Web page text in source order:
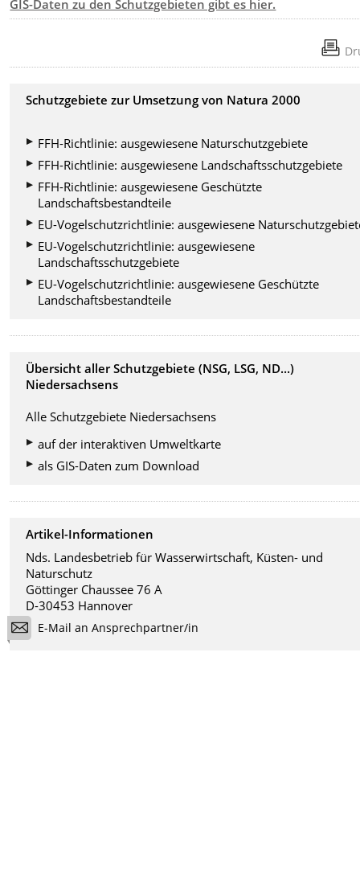
GIS-Daten zu den Schutzgebieten gibt es hier.
Schutzgebiete zur Umsetzung von Natura 2000
FFH-Richtlinie: ausgewiesene Naturschutzgebiete
FFH-Richtlinie: ausgewiesene Landschaftsschutzgebiete
FFH-Richtlinie: ausgewiesene Geschützte
Landschaftsbestandteile
EU-Vogelschutzrichtlinie: ausgewiesene
EU-Vogelschutzrichtlinie: ausgewiesene
Landschaftsschutzgebiete
EU-Vogelschutzrichtlinie: ausgewiesene Geschützte
Landschaftsbestandteile
Übersicht aller Schutzgebiete (NSG, LSG, ND...)
Niedersachsens
Alle Schutzgebiete Niedersachsens
auf der interaktiven Umweltkarte
als GIS-Daten zum Download
Artikel-Informationen
Nds. Landesbetrieb für Wasserwirtschaft, Küsten- und
Naturschutz
Göttinger Chaussee 76 A
D-30453 Hannover
E-Mail an Ansprechpartner/in